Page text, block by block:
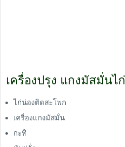
เครื่องปรุง แกงมัสมั่นไก่
ไก่น่องติดสะโพก
เครื่องแกงมัสมั่น
กะทิ